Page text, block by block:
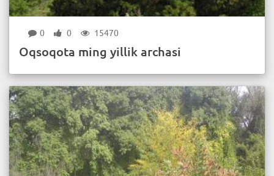
0 0 15470
Oqsoqota ming yillik archasi